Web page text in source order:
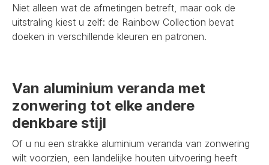
Niet alleen wat de afmetingen betreft, maar ook de
uitstraling kiest u zelf: de Rainbow Collection bevat
doeken in verschillende kleuren en patronen.
Van aluminium veranda met
zonwering tot elke andere
denkbare stijl
Of u nu een strakke aluminium veranda van zonwering
wilt voorzien, een landelijke houten uitvoering heeft